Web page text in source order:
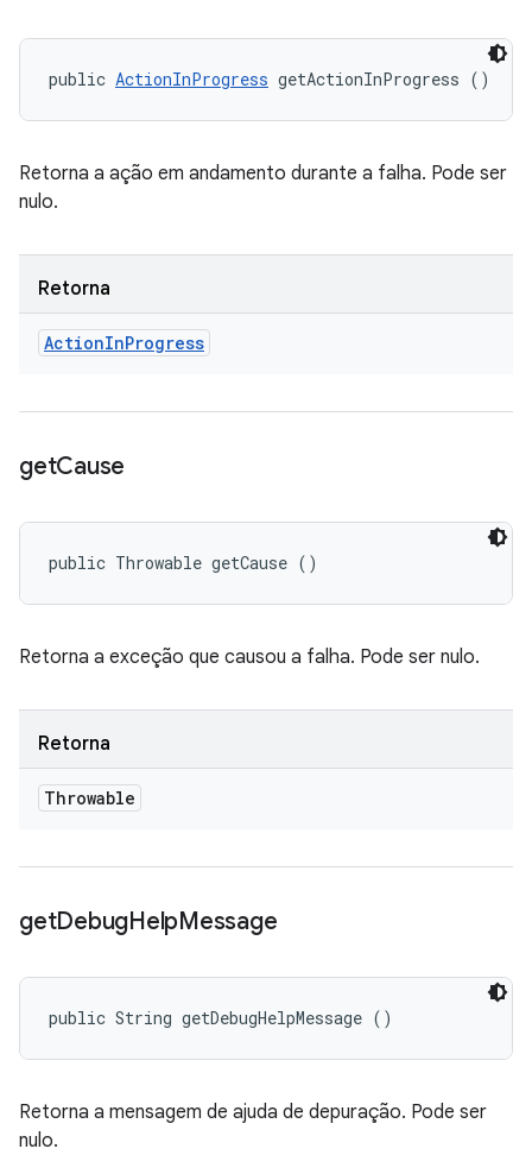
public ActionInProgress getActionInProgress ()
Retorna a ação em andamento durante a falha. Pode ser
nulo.
Retorna
ActionInProgress
getCause
public Throwable getCause ()
Retorna a exceção que causou a falha. Pode ser nulo.
Retorna
Throwable
getDebugHelpMessage
public String getDebugHelpMessage ()
Retorna a mensagem de ajuda de depuração. Pode ser
nulo.